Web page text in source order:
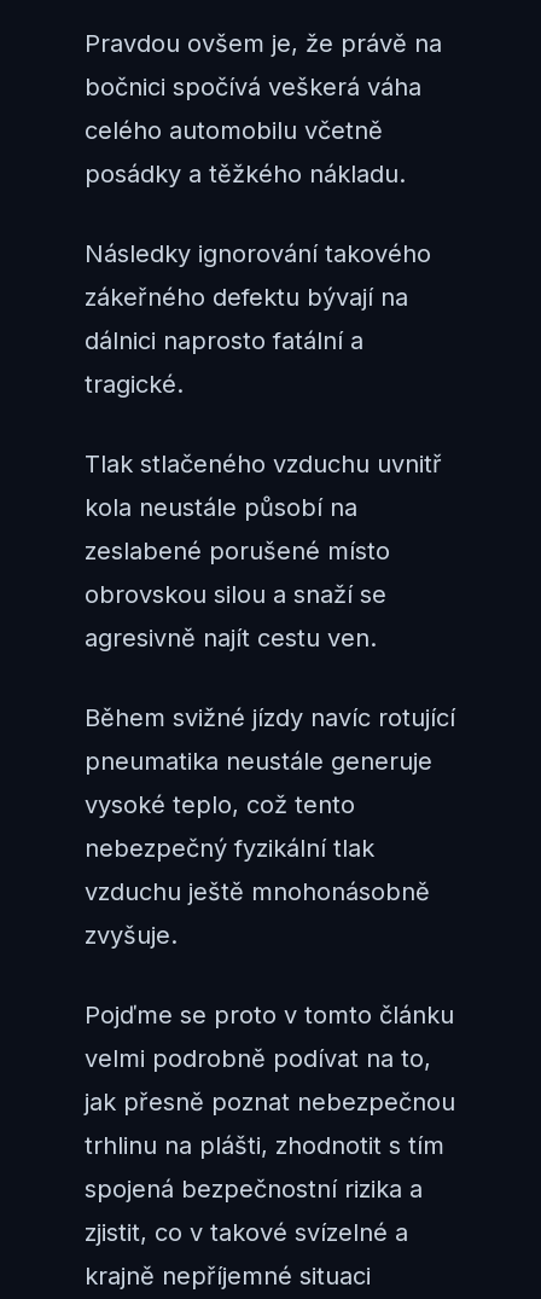
Pravdou ovšem je, že právě na
bočnici spočívá veškerá váha
celého automobilu včetně
posádky a těžkého nákladu.
Následky ignorování takového
zákeřného defektu bývají na
dálnici naprosto fatální a
tragické.
Tlak stlačeného vzduchu uvnitř
kola neustále působí na
zeslabené porušené místo
obrovskou silou a snaží se
agresivně najít cestu ven.
Během svižné jízdy navíc rotující
pneumatika neustále generuje
vysoké teplo, což tento
nebezpečný fyzikální tlak
vzduchu ještě mnohonásobně
zvyšuje.
Pojďme se proto v tomto článku
velmi podrobně podívat na to,
jak přesně poznat nebezpečnou
trhlinu na plášti, zhodnotit s tím
spojená bezpečnostní rizika a
zjistit, co v takové svízelné a
krajně nepříjemné situaci